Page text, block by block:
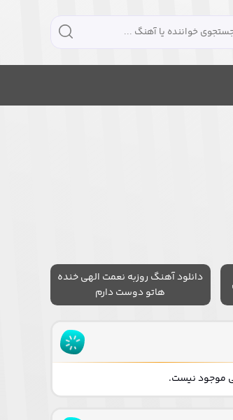
دانلود آهنگ روزبه نعمت الهی خنده
هاتو دوست دارم
موجود نیست.